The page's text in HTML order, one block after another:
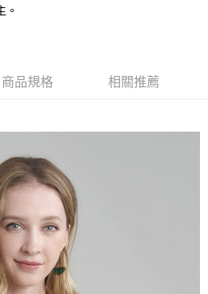
大哥大用戶可立即使用無須另外申請。
認交易或遇審核未通過，訂單將自動取
，表示未達大哥付你分期系統評分，恕無
哥付你分期」於每月結算日後寄送繳費提
擇「超商條碼／台灣大直營門市／銀行轉
等通路繳費。
卡、不需儲值。
證，即可結帳。
再付款。
】
後付」後，將跳轉至「AFTEE先享後付」
額後，即可完成結帳。
費通知簡訊。
點擊此簡訊中的連結，可透過四大超商／
以上)免運費
以上)免運費
。
商品規格 相關推薦